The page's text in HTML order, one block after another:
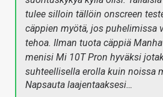
tulee silloin tällöin onscreen
cäppien myötä, jos puhelimissa
tehoa. Ilman tuota cäppiä
menisi Mi 10T Pron hyväksi
suhteellisella erolla kuin noissa
Napsauta laajentaaksesi…